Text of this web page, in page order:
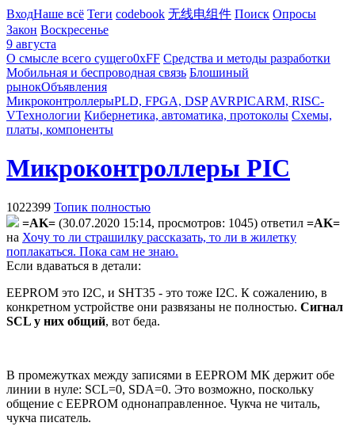
ВходНаше всё Теги codebook 无线电组件 Поиск Опросы
Закон Воскресенье
9 августа
О смысле всего сущего0xFF Средства и методы разработки
Мобильная и беспроводная связь Блошиный
рынокОбъявления
МикроконтроллерыPLD, FPGA, DSP AVRPICARM, RISC-
VТехнологии Кибернетика, автоматика, протоколы Схемы,
платы, компоненты
Микроконтроллеры PIC
1022399 Топик полностью
=AK= (30.07.2020 15:14, просмотров: 1045) ответил =AK=
на Хочу то ли страшилку рассказать, то ли в жилетку
поплакаться. Пока сам не знаю.
Если вдаваться в детали:
EEPROM это I2C, и SHT35 - это тоже I2C. К сожалению, в
конкретном устройстве они развязаны не полностью. Сигнал
SCL у них общий, вот беда.
В промежутках между записями в EEPROM МК держит обе
линии в нуле: SCL=0, SDA=0. Это возможно, поскольку
общение с EEPROM однонаправленное. Чукча не читаль,
чукча писатель.